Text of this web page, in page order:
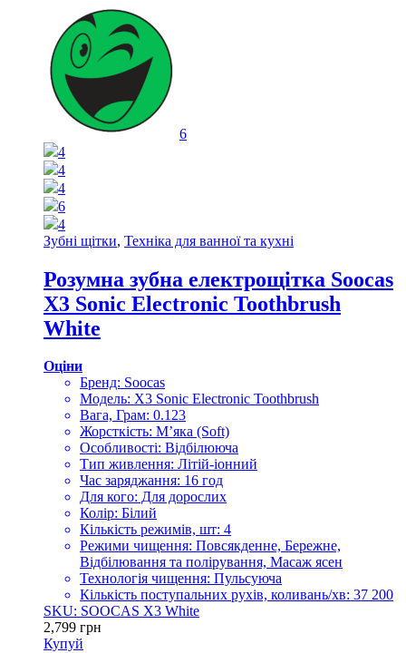
6
4
4
4
6
4
Зубні щітки, Техніка для ванної та кухні
Розумна зубна електрощітка Soocas
X3 Sonic Electronic Toothbrush
White
Оціни
Бренд: Soocas
Модель: X3 Sonic Electronic Toothbrush
Вага, Грам: 0.123
Жорсткість: М’яка (Soft)
Особливості: Відбілююча
Тип живлення: Літій-іонний
Час заряджання: 16 год
Для кого: Для дорослих
Колір: Білий
Кількість режимів, шт: 4
Режими чищення: Повсякденне, Бережне,
Відбілювання та полірування, Масаж ясен
Технологія чищення: Пульсуюча
Кількість поступальних рухів, коливань/хв: 37 200
SKU: SOOCAS X3 White
2,799 грн
Купуй